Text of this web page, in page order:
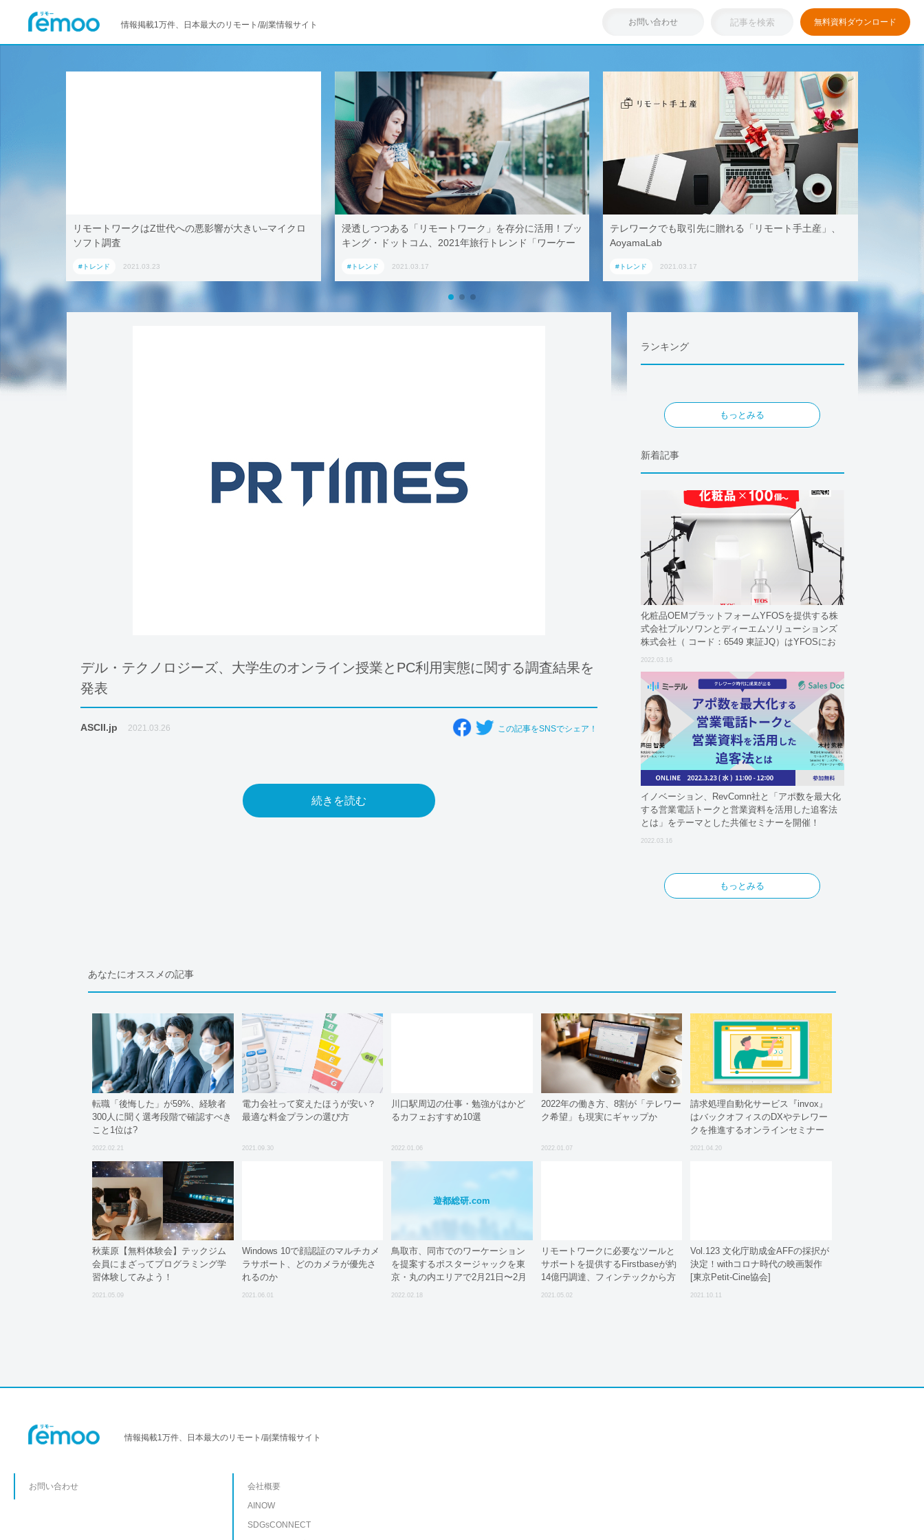
情報掲載1万件、日本最大のリモート/副業情報サイト お問い合わせ 無料資料ダウンロード
リモートワークはZ世代への悪影響が大きい–マイクロ
ソフト調査
#トレンド 2021.03.23
浸透しつつある「リモートワーク」を存分に活用！ブッ
キング・ドットコム、2021年旅行トレンド「ワーケー
#トレンド 2021.03.17
テレワークでも取引先に贈れる「リモート手土産」、
AoyamaLab
#トレンド 2021.03.17
デル・テクノロジーズ、大学生のオンライン授業とPC利用実態に関する調査結果を
発表
ASCII.jp 2021.03.26 この記事をSNSでシェア！
続きを読む
ランキング
もっとみる
新着記事
化粧品OEMプラットフォームYFOSを提供する株
式会社プルソワンとディーエムソリューションズ
株式会社（ コード：6549 東証JQ）はYFOSにお
2022.03.16
イノベーション、RevComn社と「アポ数を最大化
する営業電話トークと営業資料を活用した追客法
とは」をテーマとした共催セミナーを開催！
2022.03.16
もっとみる
あなたにオススメの記事
転職「後悔した」が59%、経験者
300人に聞く選考段階で確認すべき
こと1位は?
2022.02.21
電力会社って変えたほうが安い？
最適な料金プランの選び方
2021.09.30
川口駅周辺の仕事・勉強がはかど
るカフェおすすめ10選
2022.01.06
2022年の働き方、8割が「テレワー
ク希望」も現実にギャップか
2022.01.07
請求処理自動化サービス『invox』
はバックオフィスのDXやテレワー
クを推進するオンラインセミナー
2021.04.20
秋葉原【無料体験会】テックジム
会員にまざってプログラミング学
習体験してみよう！
2021.05.09
Windows 10で顔認証のマルチカメ
ラサポート、どのカメラが優先さ
れるのか
2021.06.01
遊都総研.com
鳥取市、同市でのワーケーション
を提案するポスタージャックを東
京・丸の内エリアで2月21日〜2月
27日に実施 鳥取県鳥取市
2022.02.18
リモートワークに必要なツールと
サポートを提供するFirstbaseが約
14億円調達、フィンテックから方
向転換
2021.05.02
Vol.123 文化庁助成金AFFの採択が
決定！withコロナ時代の映画製作
[東京Petit-Cine協会]
2021.10.11
情報掲載1万件、日本最大のリモート/副業情報サイト
お問い合わせ
会社概要
AINOW
SDGsCONNECT